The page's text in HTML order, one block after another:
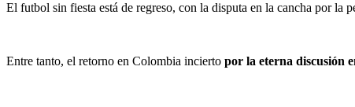
El futbol sin fiesta está de regreso, con la disputa en la cancha por la
Entre tanto, el retorno en Colombia incierto por la eterna discusión